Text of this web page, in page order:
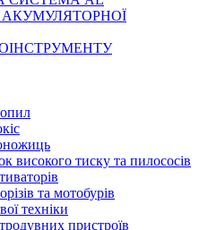
високого тиску та пилососів
та мотобурів
техніки
пристроїв